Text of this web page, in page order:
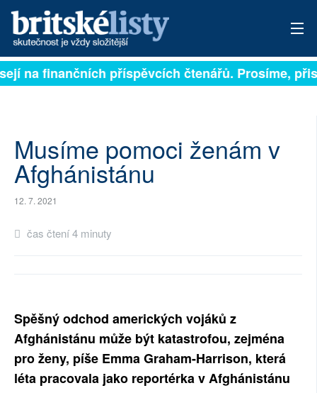
PŘIHLÁSIT
ARCHIV
ROZHOVORY
TÉMATA
NEJČTENĚJŠÍ ZA 7 DNÍ
SOCIÁLNÍ SÍTĚ
RUBRIKY
na finančních příspěvcích čtenářů. Prosíme,
Musíme pomoci ženám v
Afghánistánu
12. 7. 2021
čas čtení 4 minuty
Spěšný odchod amerických vojáků z
Afghánistánu může být katastrofou, zejména
pro ženy, píše Emma Graham-Harrison, která
léta pracovala jako reportérka v Afghánistánu